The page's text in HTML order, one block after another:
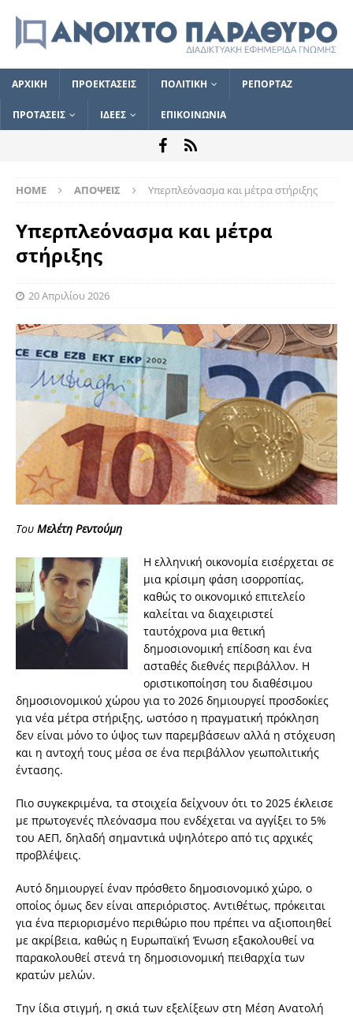
ΑΡΧΙΚΗ ΠΡΟΕΚΤΑΣΕΙΣ ΠΟΛΙΤΙΚΗ ΡΕΠΟΡΤΑΖ
ΠΡΟΤΑΣΕΙΣ ΙΔΕΕΣ ΕΠΙΚΟΙΝΩΝΙΑ
HOME ΑΠΟΨΕΙΣ Υπερπλεόνασμα και μέτρα στήριξης
Υπερπλεόνασμα και μέτρα
στήριξης
20 Απριλίου 2026
Του Μελέτη Ρεντούμη
Η ελληνική οικονομία εισέρχεται σε
μια κρίσιμη φάση ισορροπίας,
καθώς το οικονομικό επιτελείο
καλείται να διαχειριστεί
ταυτόχρονα μια θετική
δημοσιονομική επίδοση και ένα
ασταθές διεθνές περιβάλλον. Η
οριστικοποίηση του διαθέσιμου
δημοσιονομικού χώρου για το 2026 δημιουργεί προσδοκίες
για νέα μέτρα στήριξης, ωστόσο η πραγματική πρόκληση
δεν είναι μόνο το ύψος των παρεμβάσεων αλλά η στόχευση
και η αντοχή τους μέσα σε ένα περιβάλλον γεωπολιτικής
έντασης.
Πιο συγκεκριμένα, τα στοιχεία δείχνουν ότι το 2025 έκλεισε
με πρωτογενές πλεόνασμα που ενδέχεται να αγγίξει το 5%
του ΑΕΠ, δηλαδή σημαντικά υψηλότερο από τις αρχικές
προβλέψεις.
Αυτό δημιουργεί έναν πρόσθετο δημοσιονομικό χώρο, ο
οποίος όμως δεν είναι απεριόριστος. Αντιθέτως, πρόκειται
για ένα περιορισμένο περιθώριο που πρέπει να αξιοποιηθεί
με ακρίβεια, καθώς η Ευρωπαϊκή Ένωση εξακολουθεί να
παρακολουθεί στενά τη δημοσιονομική πειθαρχία των
κρατών μελών.
Την ίδια στιγμή, η σκιά των εξελίξεων στη Μέση Ανατολή